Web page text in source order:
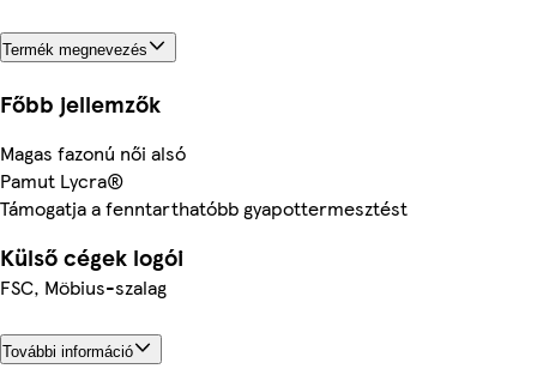
Termék megnevezés
Főbb jellemzők
Magas fazonú női alsó
Pamut Lycra®
Támogatja a fenntarthatóbb gyapottermesztést
Külső cégek logói
FSC, Möbius-szalag
További információ